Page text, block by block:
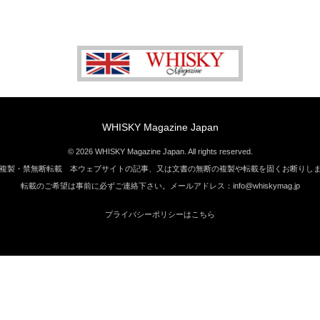
WHISKY Magazine Japan
© 2026 WHISKY Magazine Japan. All rights reserved.
製・禁無断転載 本ウェブサイトの記事、又は文書の無断の複製や転載を固くお断りし
転載のご希望は事前に必ずご連絡下さい。メールアドレス：info@whiskymag.jp
プライバシーポリシーはこちら